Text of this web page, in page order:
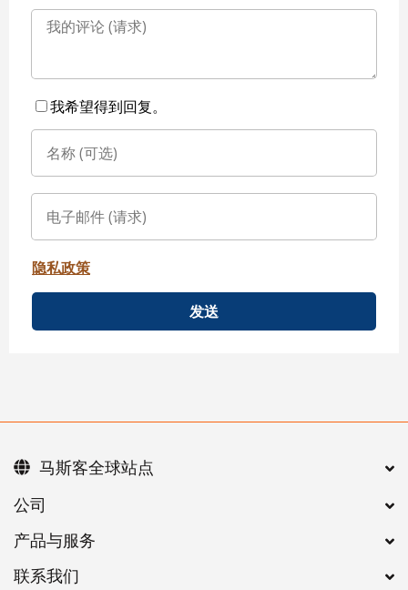
我希望得到回复。
隐私政策
发送
公司
产品与服务
联系我们
马斯客全球站点